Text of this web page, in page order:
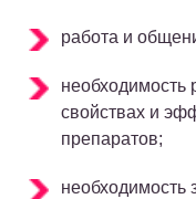
работа и
необходимость
свойствах и
препаратов;
необходимость